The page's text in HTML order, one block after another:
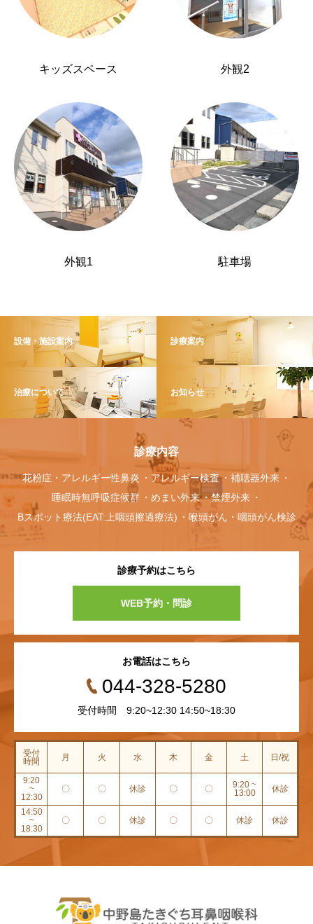
キッズスペース 外観2
外観1 駐車場
設備・施設案内 診療案内
治療について お知らせ
診療内容
花粉症・アレルギー性鼻炎 アレルギー検査
補聴器外来
睡眠時無呼吸症候群
めまい外来
禁煙外来
Bスポット療法(EAT:上咽頭擦過療法)
喉頭がん・咽頭がん検診
診療予約はこちら
WEB予約・問診
お電話はこちら
044-328-5280
受付時間 9:20~12:30 14:50~18:30
受付
時間
月 火 水 木 金 土 日/祝
9:20
~
12:30
〇 〇 休診 〇 〇
9:20 ~
13:00
休診
14:50
~
18:30
〇 〇 休診 〇 〇 休診 休診